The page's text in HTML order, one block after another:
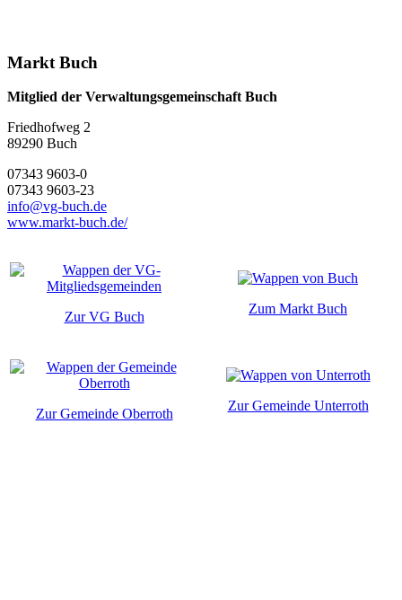
Markt Buch
Mitglied der Verwaltungsgemeinschaft Buch
Friedhofweg 2
89290 Buch
07343 9603-0
07343 9603-23
info@vg-buch.de
www.markt-buch.de/
Zur VG Buch
Zum Markt Buch
Zur Gemeinde Oberroth
Zur Gemeinde Unterroth